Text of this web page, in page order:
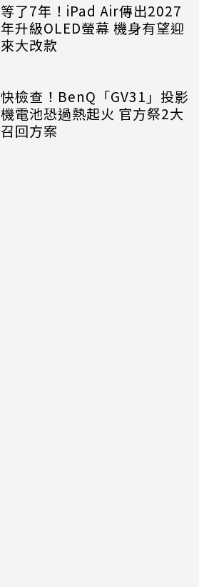
等了7年！iPad Air傳出2027
年升級OLED螢幕 機身有望迎
來大改款
快檢查！BenQ「GV31」投影
機電池恐過熱起火 官方祭2大
召回方案